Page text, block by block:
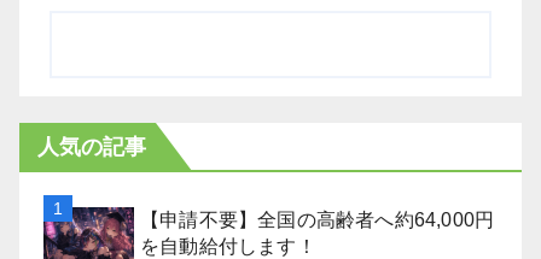
人気の記事
【申請不要】全国の高齢者へ約64,000円
を自動給付します！